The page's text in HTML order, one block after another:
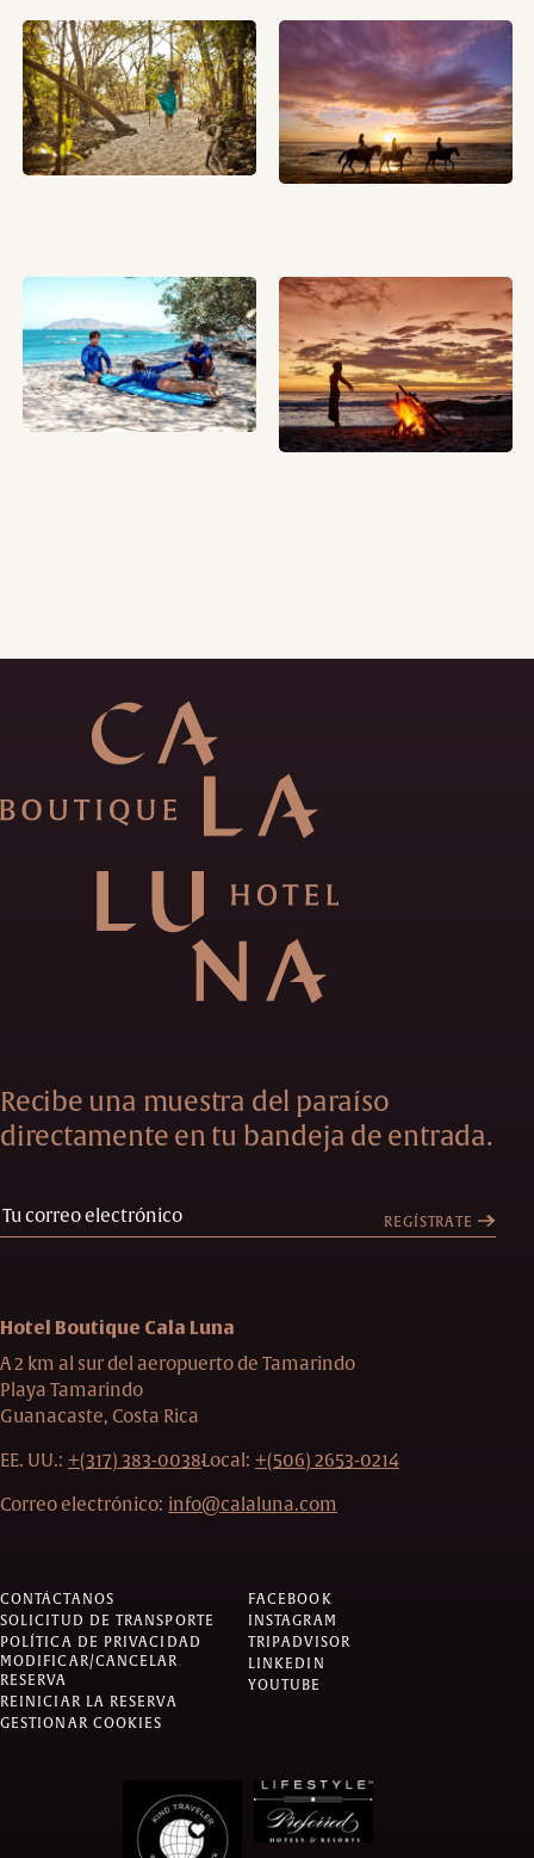
Recibe una muestra del paraíso
directamente en tu bandeja de entrada.
REGÍSTRATE
Hotel Boutique Cala Luna
A 2 km al sur del aeropuerto de Tamarindo
Playa Tamarindo
Guanacaste, Costa Rica
EE. UU.: +(317) 383-0038Local: +(506) 2653-0214
Correo electrónico: info@calaluna.com
CONTÁCTANOS
SOLICITUD DE TRANSPORTE
POLÍTICA DE PRIVACIDAD
MODIFICAR/CANCELAR
RESERVA
REINICIAR LA RESERVA
GESTIONAR COOKIES
FACEBOOK
INSTAGRAM
TRIPADVISOR
LINKEDIN
YOUTUBE